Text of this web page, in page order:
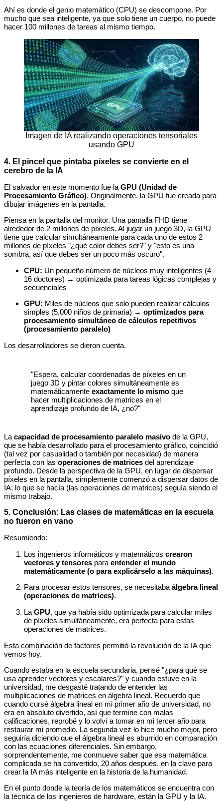
Ahí es donde el genio matemático (CPU) se descompone. Por
mucho que sea inteligente, ya que solo tiene un cuerpo, no puede
hacer 100 millones de tareas al mismo tiempo.
Imagen de IA realizando operaciones tensoriales
usando GPU
4. El pincel que pintaba píxeles se convierte en el
cerebro de la IA
El salvador en este momento fue la GPU (Unidad de
Procesamiento Gráfico). Originalmente, la GPU fue creada para
dibujar imágenes en la pantalla.
Piensa en la pantalla del monitor. Una pantalla FHD tiene
alrededor de 2 millones de píxeles. Al jugar un juego 3D, la GPU
tiene que calcular simultáneamente para cada uno de estos 2
millones de píxeles "¿qué color debes ser?" y "esto es una
sombra, así que debes ser un poco más oscuro".
CPU: Un pequeño número de núcleos muy inteligentes (4-
16 doctores) → optimizada para tareas lógicas complejas y
secuenciales
GPU: Miles de núcleos que solo pueden realizar cálculos
simples (5,000 niños de primaria) → optimizados para
procesamiento simultáneo de cálculos repetitivos
(procesamiento paralelo)
Los desarrolladores se dieron cuenta.
"Espera, calcular coordenadas de píxeles en un
juego 3D y pintar colores simultáneamente es
matemáticamente exactamente lo mismo que
hacer multiplicaciones de matrices en el
aprendizaje profundo de IA, ¿no?"
La capacidad de procesamiento paralelo masivo de la GPU,
que se había desarrollado para el procesamiento gráfico, coincidió
(tal vez por casualidad o también por necesidad) de manera
perfecta con las operaciones de matrices del aprendizaje
profundo. Desde la perspectiva de la GPU, en lugar de dispersar
píxeles en la pantalla, simplemente comenzó a dispersar datos de
IA; lo que se hacía (las operaciones de matrices) seguía siendo el
mismo trabajo.
5. Conclusión: Las clases de matemáticas en la escuela
no fueron en vano
Resumiendo:
Los ingenieros informáticos y matemáticos crearon
vectores y tensores para entender el mundo
matemáticamente (o para explicárselo a las máquinas).
Para procesar estos tensores, se necesitabaálgebra lineal
(operaciones de matrices).
La GPU, que ya había sido optimizada para calcular miles
de píxeles simultáneamente, era perfecta para estas
operaciones de matrices.
Esta combinación de factores permitió la revolución de la IA que
vemos hoy.
Cuando estaba en la escuela secundaria, pensé "¿para qué se
usa aprender vectores y escalares?" y cuando estuve en la
universidad, me desgasté tratando de entender las
multiplicaciones de matrices en álgebra lineal. Recuerdo que
cuando cursé álgebra lineal en mi primer año de universidad, no
era en absoluto divertido, así que termine con malas
calificaciones, reprobé y lo volví a tomar en mi tercer año para
restaurar mi promedio. La segunda vez lo hice mucho mejor, pero
seguiría diciendo que el álgebra lineal es aburrido en comparación
con las ecuaciones diferenciales. Sin embargo,
sorprendentemente, me conmueve saber que esa matemática
complicada se ha convertido, 20 años después, en la clave para
crear la IA más inteligente en la historia de la humanidad.
En el punto donde la teoría de los matemáticos se encuentra con
la técnica de los ingenieros de hardware, están la GPU y la IA.